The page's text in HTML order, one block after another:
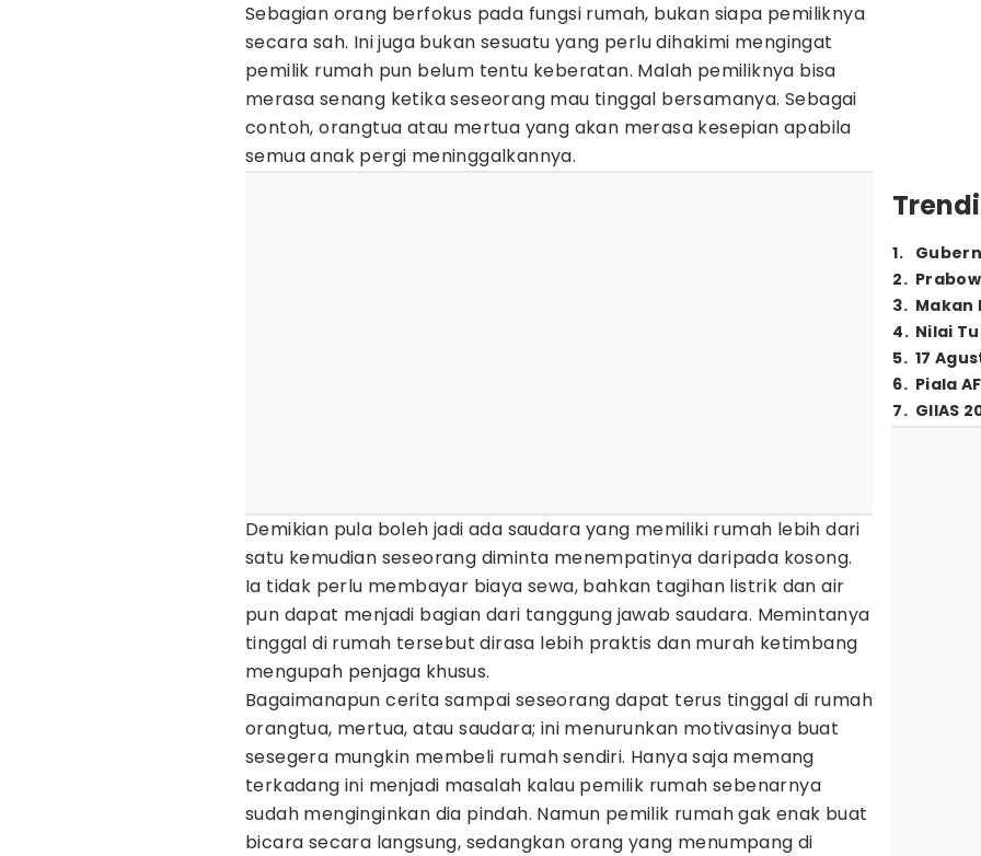
Sebagian orang berfokus pada fungsi rumah, bukan siapa pemiliknya
secara sah. Ini juga bukan sesuatu yang perlu dihakimi mengingat
pemilik rumah pun belum tentu keberatan. Malah pemiliknya bisa
merasa senang ketika seseorang mau tinggal bersamanya. Sebagai
contoh, orangtua atau mertua yang akan merasa kesepian apabila
semua anak pergi meninggalkannya.
Demikian pula boleh jadi ada saudara yang memiliki rumah lebih dari
satu kemudian seseorang diminta menempatinya daripada kosong.
Ia tidak perlu membayar biaya sewa, bahkan tagihan listrik dan air
pun dapat menjadi bagian dari tanggung jawab saudara. Memintanya
tinggal di rumah tersebut dirasa lebih praktis dan murah ketimbang
mengupah penjaga khusus.
Bagaimanapun cerita sampai seseorang dapat terus tinggal di rumah
orangtua, mertua, atau saudara; ini menurunkan motivasinya buat
sesegera mungkin membeli rumah sendiri. Hanya saja memang
terkadang ini menjadi masalah kalau pemilik rumah sebenarnya
sudah menginginkan dia pindah. Namun pemilik rumah gak enak buat
bicara secara langsung, sedangkan orang yang menumpang di
1.
2.
3. Makan
4. Nilai
5. 17
6. Piala
7. GIIAS